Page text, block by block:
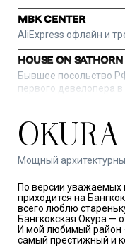
MBK CENTER
AliExpress офлайн и
HOUSE ON SATHORN
Бывшее посольство
первого девелопера в
С чего начинался
WAT ARUN
WAT PHO
Лежащий Будда, Рама
SAMPHENG MARKET
Мощный
По версии уважаемых
приходится на
всего люблю
Бангкокская Окура —
И мой любимый район
самый престижный и